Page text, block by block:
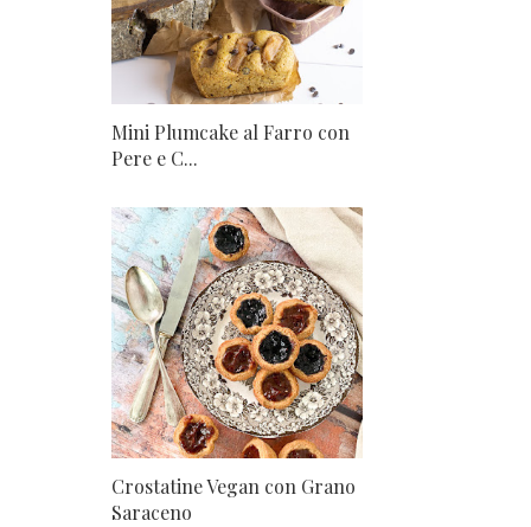
Mini Plumcake al Farro con
Pere e C...
Crostatine Vegan con Grano
Saraceno